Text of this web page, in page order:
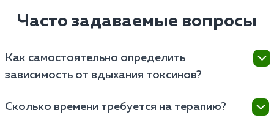
Часто задаваемые вопросы
Как самостоятельно определить
зависимость от вдыхания токсинов?
обратить внимание:
Сколько времени требуется на терапию?